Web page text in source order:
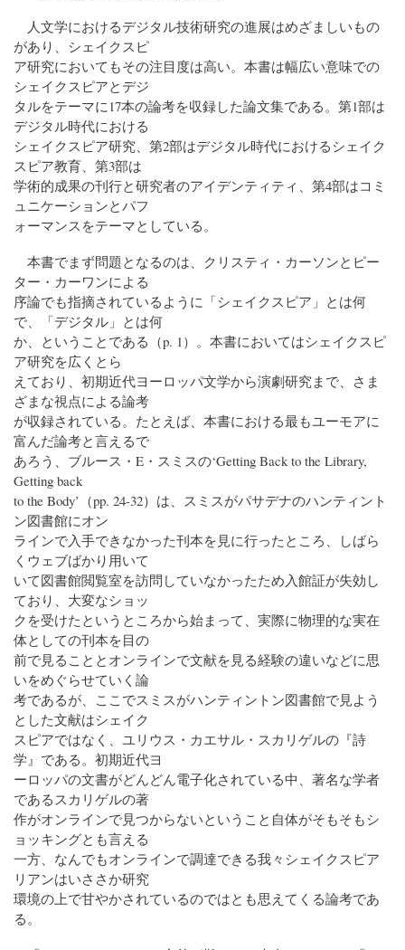
人文学におけるデジタル技術研究の進展はめざましいもの
があり、シェイクスピ
ア研究においてもその注目度は高い。本書は幅広い意味での
シェイクスピアとデジ
タルをテーマに17本の論考を収録した論文集である。第1部は
デジタル時代における
シェイクスピア研究、第2部はデジタル時代におけるシェイク
スピア教育、第3部は
学術的成果の刊行と研究者のアイデンティティ、第4部はコミ
ュニケーションとパフ
ォーマンスをテーマとしている。
本書でまず問題となるのは、クリスティ・カーソンとピー
ター・カーワンによる
序論でも指摘されているように「シェイクスピア」とは何
で、「デジタル」とは何
か、ということである（p. 1）。本書においてはシェイクスピ
ア研究を広くとら
えており、初期近代ヨーロッパ文学から演劇研究まで、さま
ざまな視点による論考
が収録されている。たとえば、本書における最もユーモアに
富んだ論考と言えるで
あろう、ブルース・E・スミスの‘Getting Back to the Library,
Getting back
to the Body’（pp. 24-32）は、スミスがパサデナのハンティント
ン図書館にオン
ラインで入手できなかった刊本を見に行ったところ、しばら
くウェブばかり用いて
いて図書館閲覧室を訪問していなかったため入館証が失効し
ており、大変なショッ
クを受けたというところから始まって、実際に物理的な実在
体としての刊本を目の
前で見ることとオンラインで文献を見る経験の違いなどに思
いをめぐらせていく論
考であるが、ここでスミスがハンティントン図書館で見よう
とした文献はシェイク
スピアではなく、ユリウス・カエサル・スカリゲルの『詩
学』である。初期近代ヨ
ーロッパの文書がどんどん電子化されている中、著名な学者
であるスカリゲルの著
作がオンラインで見つからないということ自体がそもそもシ
ョッキングとも言える
一方、なんでもオンラインで調達できる我々シェイクスピア
リアンはいささか研究
環境の上で甘やかされているのではとも思えてくる論考であ
る。